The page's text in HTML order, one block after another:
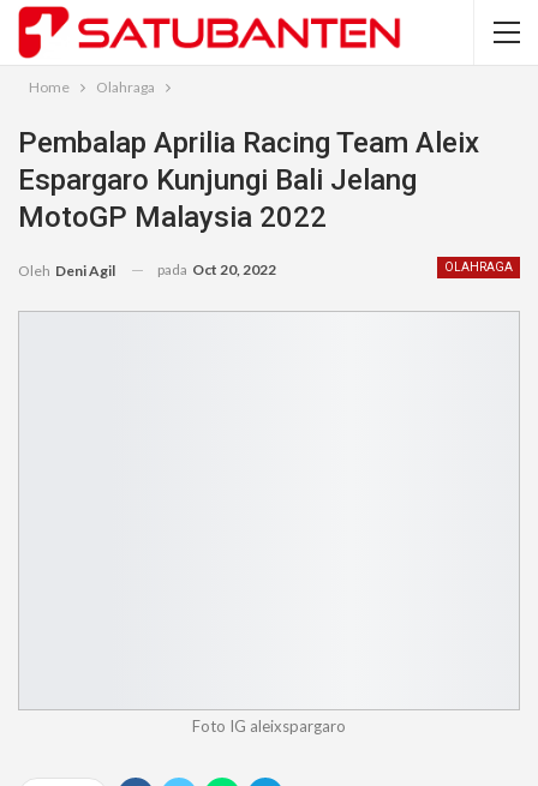
Home Olahraga
Pembalap Aprilia Racing Team Aleix
Espargaro Kunjungi Bali Jelang
MotoGP Malaysia 2022
OLAHRAGA
Oleh Deni Agil pada Oct 20, 2022
Foto IG aleixspargaro